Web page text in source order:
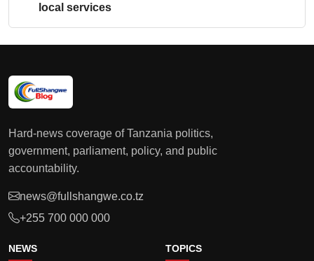
local services
Hard-news coverage of Tanzania politics,
government, parliament, policy, and public
accountability.
news@fullshangwe.co.tz
+255 700 000 000
NEWS TOPICS